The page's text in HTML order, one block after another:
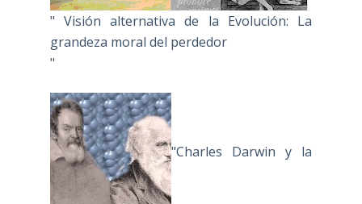
" Visión alternativa de la Evolución: La
grandeza moral del perdedor
"
"Charles Darwin y la